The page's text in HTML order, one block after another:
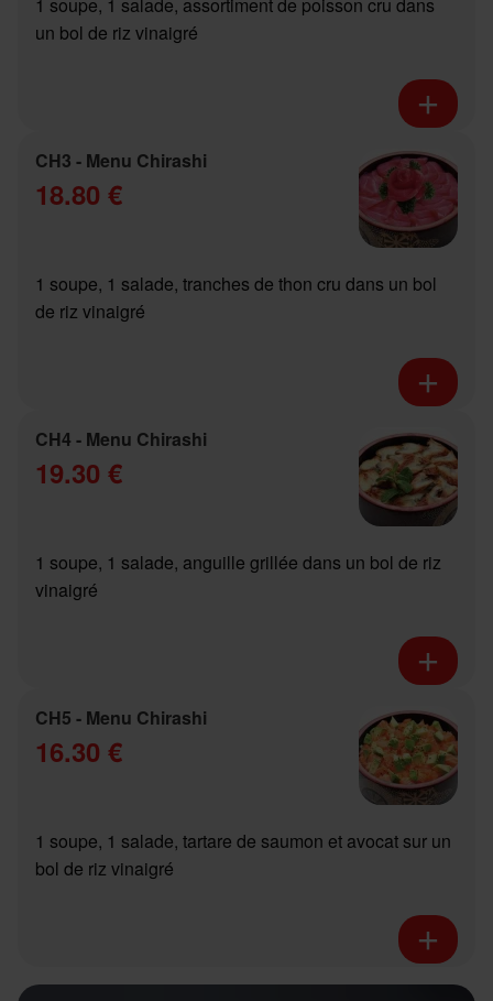
1 soupe, 1 salade, assortiment de poisson cru dans
un bol de riz vinaigré
CH3 - Menu Chirashi
18.80 €
1 soupe, 1 salade, tranches de thon cru dans un bol
de riz vinaigré
CH4 - Menu Chirashi
19.30 €
1 soupe, 1 salade, anguille grillée dans un bol de riz
vinaigré
CH5 - Menu Chirashi
16.30 €
1 soupe, 1 salade, tartare de saumon et avocat sur un
bol de riz vinaigré